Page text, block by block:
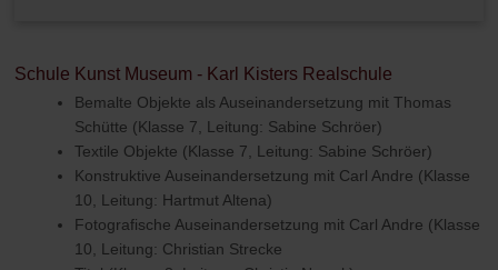
Schule Kunst Museum - Karl Kisters Realschule
Bemalte Objekte als Auseinandersetzung mit Thomas
Schütte (Klasse 7, Leitung: Sabine Schröer)
Textile Objekte (Klasse 7, Leitung: Sabine Schröer)
Konstruktive Auseinandersetzung mit Carl Andre (Klasse
10, Leitung: Hartmut Altena)
Fotografische Auseinandersetzung mit Carl Andre (Klasse
10, Leitung: Christian Strecke